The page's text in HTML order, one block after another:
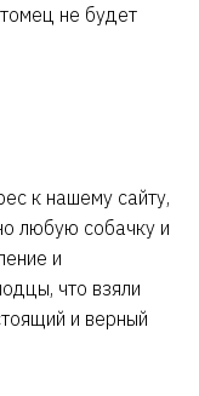
не будет
к нашему сайту,
любую собачку и
и
что взяли
и верный